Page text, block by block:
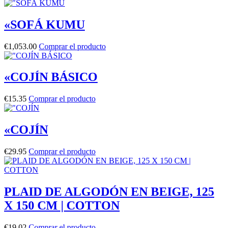
«SOFÁ KUMU
€1,053.00 Comprar el producto
«COJÍN BÁSICO
€15.35 Comprar el producto
«COJÍN
€29.95 Comprar el producto
PLAID DE ALGODÓN EN BEIGE, 125
X 150 CM | COTTON